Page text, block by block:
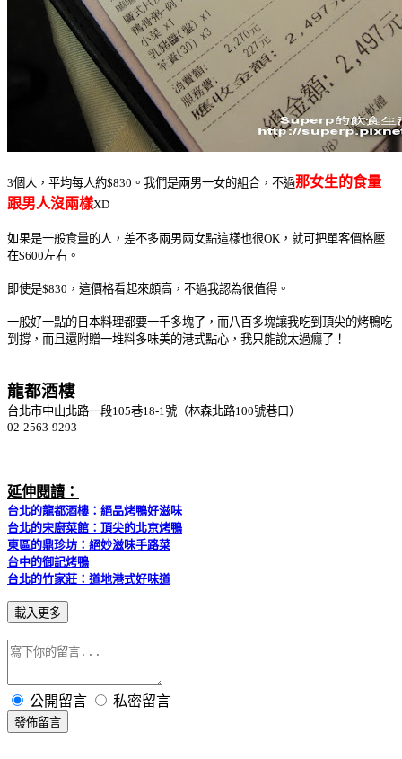
3個人，平均每人約$830。我們是兩男一女的組合，不過那女生的食量
跟男人沒兩樣XD
如果是一般食量的人，差不多兩男兩女點這樣也很OK，就可把單客價格壓
在$600左右。
即使是$830，這價格看起來頗高，不過我認為很值得。
一般好一點的日本料理都要一千多塊了，而八百多塊讓我吃到頂尖的烤鴨吃
到撐，而且還附贈一堆料多味美的港式點心，我只能說太過癮了！
龍都酒樓
台北市中山北路一段105巷18-1號（林森北路100號巷口）
02-2563-9293
延伸閱讀：
台北的龍都酒樓：絕品烤鴨好滋味
台北的宋廚菜館：頂尖的北京烤鴨
東區的鼎珍坊：絕妙滋味手路菜
台中的御記烤鴨
台北的竹家莊：道地港式好味道
載入更多
公開留言 私密留言
發佈留言